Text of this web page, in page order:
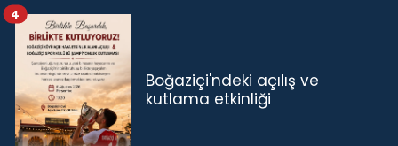
Boğaziçi'ndeki açılış ve
kutlama etkinliği
4